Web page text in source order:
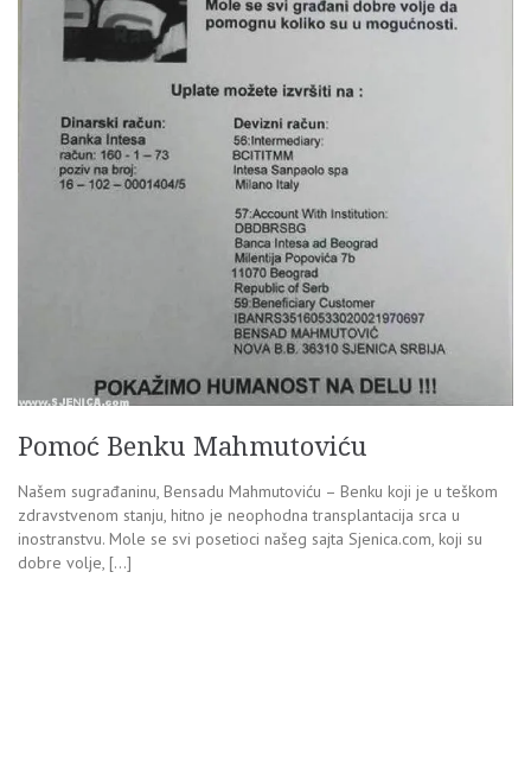
Pomoć Benku Mahmutoviću
Našem sugrađaninu, Bensadu Mahmutoviću – Benku koji je u teškom
zdravstvenom stanju, hitno je neophodna transplantacija srca u
inostranstvu. Mole se svi posetioci našeg sajta Sjenica.com, koji su
dobre volje, […]